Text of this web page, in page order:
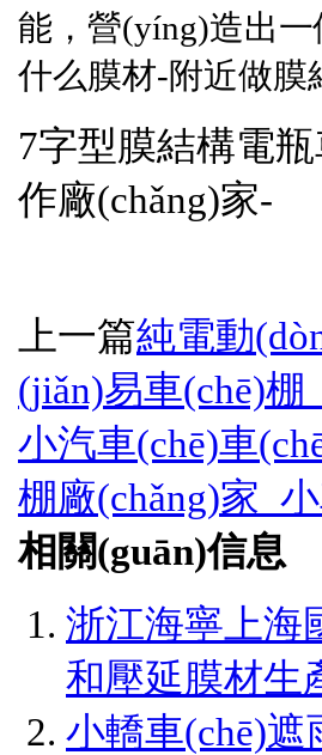
能，營(yíng)造出
什么膜材-附近做膜
7字型膜結構電
作廠(chǎng)家-
上一篇純電動
(jiǎn)易車(chē)
小汽車(chē)車
棚廠(chǎng)家_
相關(guān)信息
浙江海寧上海
和壓延膜材生
小轎車(chē)遮